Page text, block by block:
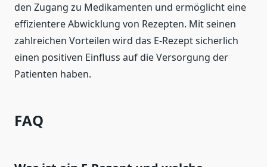
den Zugang zu Medikamenten und ermöglicht eine
effizientere Abwicklung von Rezepten. Mit seinen
zahlreichen Vorteilen wird das E-Rezept sicherlich
einen positiven Einfluss auf die Versorgung der
Patienten haben.
FAQ